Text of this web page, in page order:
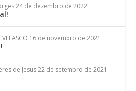
24 de dezembro de 2022
VELASCO 16 de novembro de 2021
de Jesus 22 de setembro de 2021